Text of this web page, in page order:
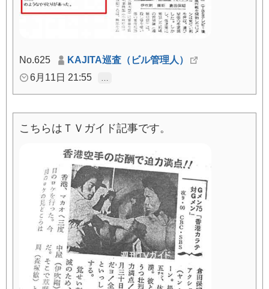
No.625
KAJITA巡査（ビル管理人）
6月11日 21:55
こちらはＴＶガイド記事です。